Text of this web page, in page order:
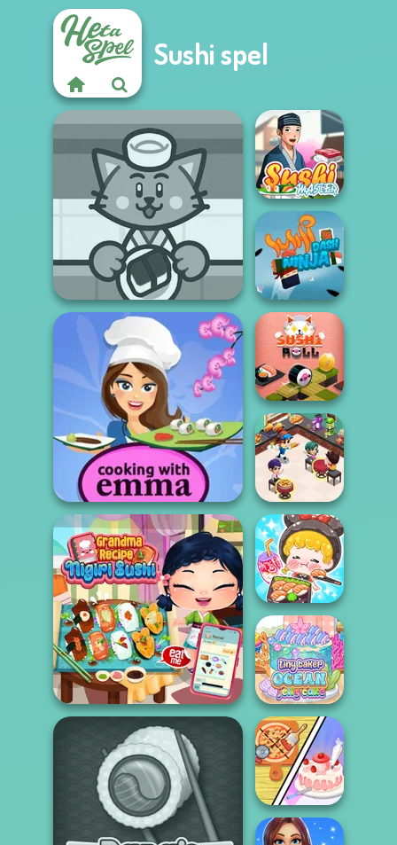
Sushi spel
Sushi Supply Co.
Sushi Rolls - Cooking with
Emm...
Grandma Recipe Nigiri
Sushi
Sushi Master
Sushi Ninja Dash
Sushi Roll
Cooking
Restaurant
Kitchen
ASMR Girl:
Livestream
Mukbang
Tiny Baker Ocean
Jelly Cake